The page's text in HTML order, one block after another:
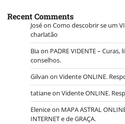
Recent Comments
Joséon Como descobrir se um
charlatão
Biaon PADRE VIDENTE –
conselhos.
Gilvan on Vidente ONLINE.
tatianeon Vidente ONLINE.
Eleniceon MAPA ASTRAL
INTERNET e de GRAÇA.